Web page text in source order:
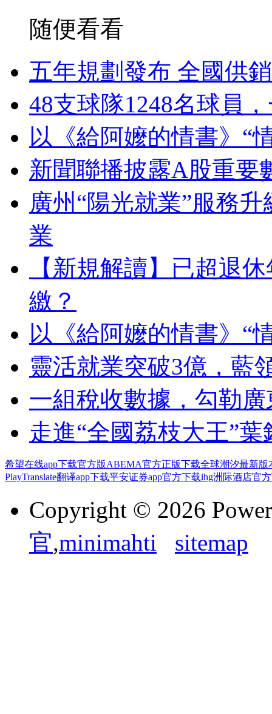
随便看看
五年規劃發布 全國供
48支球隊1248名球員
以《給阿嬤的情書》“
新聞聯播披露A股重要
廣州“陽光就業”服務
業
【新規解讀】已超退
繳？
以《給阿嬤的情書》“
靈活就業突破3億，藍
一組稅收數據，勾勒
走進“全國荔枝大王”葉
希望在线app下载官方版ABEMA官方正版下载全球潮汐最新版
PlayTranslate翻译app下载平安证券app官方下载ihg洲际酒店官
Copyright © 2026
官,minimahti sitemap